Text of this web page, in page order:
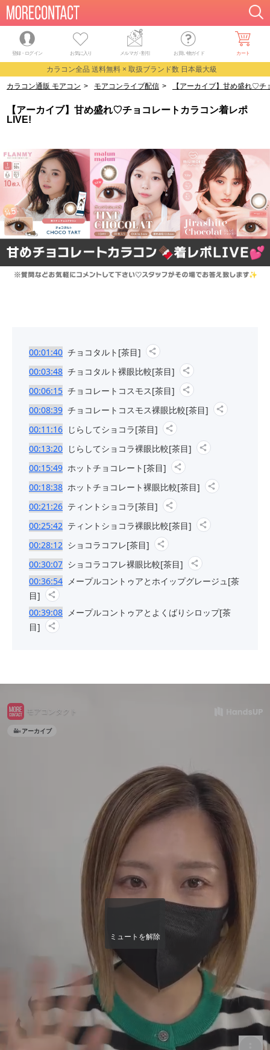
登録・ログイン お気に入り メルマガ・割引 お買い物ガイド カート
カラコン全品 送料無料 × 取扱ブランド数 日本最大級
カラコン通販 モアコン > モアコンライブ配信 > 【アーカイブ】甘め盛れ♡
【アーカイブ】甘め盛れ♡チョコレートカラコン着レポ
LIVE!
00:01:40 チョコタルト[茶目]
00:03:48 チョコタルト裸眼比較[茶目]
00:06:15 チョコレートコスモス[茶目]
00:08:39 チョコレートコスモス裸眼比較[茶目]
00:11:16 じらしてショコラ[茶目]
00:13:20 じらしてショコラ裸眼比較[茶目]
00:15:49 ホットチョコレート[茶目]
00:18:38 ホットチョコレート裸眼比較[茶目]
00:21:26 ティントショコラ[茶目]
00:25:42 ティントショコラ裸眼比較[茶目]
00:28:12 ショコラコフレ[茶目]
00:30:07 ショコラコフレ裸眼比較[茶目]
00:36:54 メープルコントゥアとホイップグレージュ[茶
目]
00:39:08 メープルコントゥアとよくばりシロップ[茶
目]